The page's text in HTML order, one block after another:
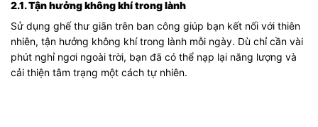
2.1. Tận hưởng không khí trong lành
Sử dụng ghế thư giãn trên ban công giúp bạn kết nối với thiên
nhiên, tận hưởng không khí trong lành mỗi ngày. Dù chỉ cần vài
phút nghỉ ngơi ngoài trời, bạn đã có thể nạp lại năng lượng và
cải thiện tâm trạng một cách tự nhiên.